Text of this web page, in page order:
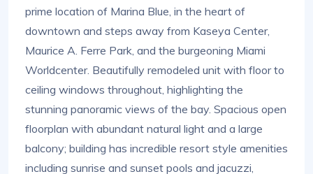
prime location of Marina Blue, in the heart of
downtown and steps away from Kaseya Center,
Maurice A. Ferre Park, and the burgeoning Miami
Worldcenter. Beautifully remodeled unit with floor to
ceiling windows throughout, highlighting the
stunning panoramic views of the bay. Spacious open
floorplan with abundant natural light and a large
balcony; building has incredible resort style amenities
including sunrise and sunset pools and jacuzzi,